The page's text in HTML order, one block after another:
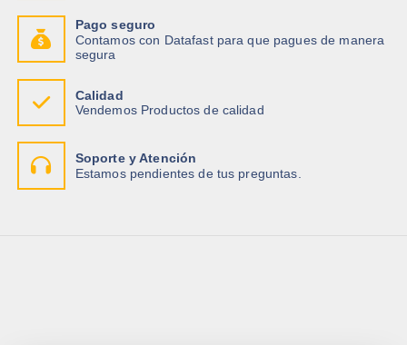
Pago seguro
Contamos con Datafast para que pagues de manera
segura
Calidad
Vendemos Productos de calidad
Soporte y Atención
Estamos pendientes de tus preguntas.